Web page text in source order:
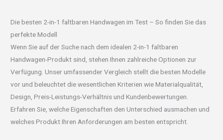
Die besten 2-in-1 faltbaren Handwagen im Test – So finden Sie das
perfekte Modell
Wenn Sie auf der Suche nach dem idealen 2-in-1 faltbaren
Handwagen-Produkt sind, stehen Ihnen zahlreiche Optionen zur
Verfügung. Unser umfassender Vergleich stellt die besten Modelle
vor und beleuchtet die wesentlichen Kriterien wie Materialqualität,
Design, Preis-Leistungs-Verhältnis und Kundenbewertungen.
Erfahren Sie, welche Eigenschaften den Unterschied ausmachen und
welches Produkt Ihren Anforderungen am besten entspricht.